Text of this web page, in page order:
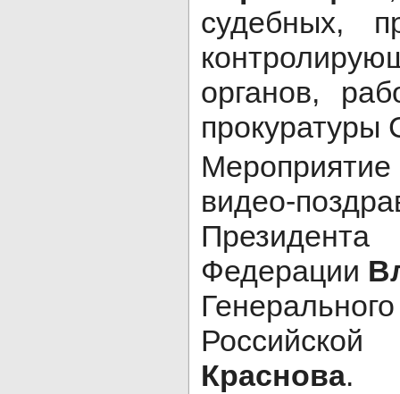
судебных,
органов,
прокуратуры
видео-
Федерации
Краснова.